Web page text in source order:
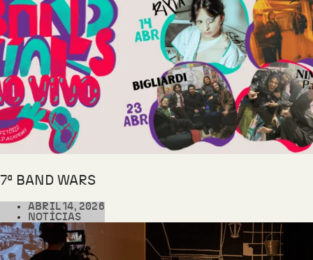
7ª BAND WARS
ABRIL 14, 2026
NOTÍCIAS